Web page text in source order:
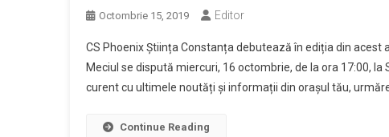
Octombrie 15, 2019 Editor
CS Phoenix Știința Constanța debutează în ediția din acest
Meciul se dispută miercuri, 16 octombrie, de la ora 17:00,
curent cu ultimele noutăți și informații din orașul tău,
Continue Reading